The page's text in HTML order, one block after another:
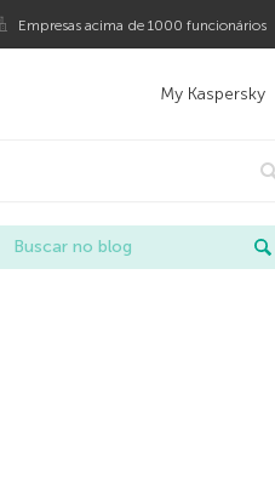
Empresas acima de 1000 funcionários
My Kaspersky